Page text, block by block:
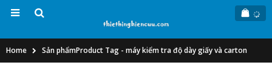
Home Sản phẩmProduct Tag - máy kiểm tra độ dày giấy và carton